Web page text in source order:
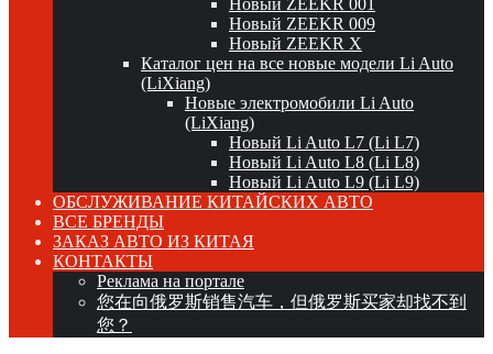
Новый ZEEKR 001
Новый ZEEKR 009
Новый ZEEKR X
Каталог цен на все новые модели Li Auto
(LiXiang)
Новые электромобили Li Auto
(LiXiang)
Новый Li Auto L7 (Li L7)
Новый Li Auto L8 (Li L8)
Новый Li Auto L9 (Li L9)
ОБСЛУЖИВАНИЕ КИТАЙСКИХ АВТО
ВСЕ БРЕНДЫ
ЗАКАЗ АВТО ИЗ КИТАЯ
КОНТАКТЫ
Реклама на портале
您在向俄罗斯销售汽车，但俄罗斯买家却找不到
您？